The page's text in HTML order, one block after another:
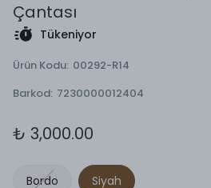
Çantası
Tükeniyor
Ürün Kodu: 00292-R14
Barkod: 7230000012404
₺ 3,000.00
Bordo Siyah